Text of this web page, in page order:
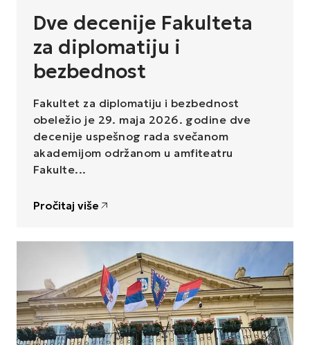
Dve decenije Fakulteta
za diplomatiju i
bezbednost
Fakultet za diplomatiju i bezbednost
obeležio je 29. maja 2026. godine dve
decenije uspešnog rada svečanom
akademijom održanom u amfiteatru
Fakulte...
Pročitaj više